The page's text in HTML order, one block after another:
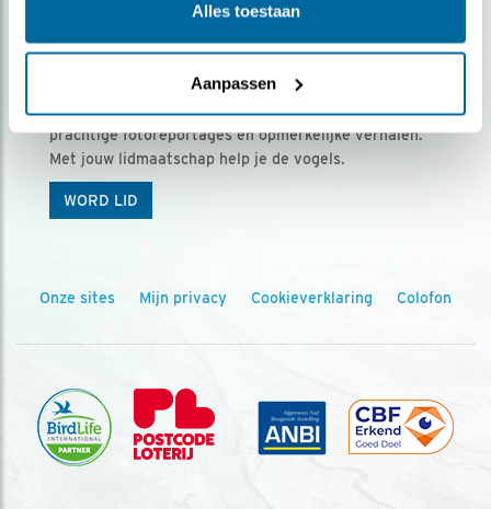
Alles toestaan
Aanpassen
Ontvang 5 x Vogels voor € 36,00 per jaar
Vogels is het tijdschrift voor onze leden, met
prachtige fotoreportages en opmerkelijke verhalen.
Met jouw lidmaatschap help je de vogels.
WORD LID
Onze sites Mijn privacy Cookieverklaring Colofon